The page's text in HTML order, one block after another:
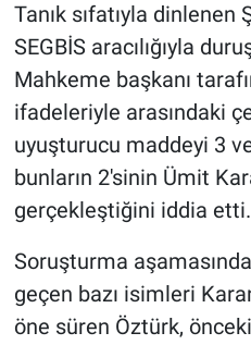
Tanık sıfatıyla
SEGBİS aracılığıyla
Mahkeme başkanı
ifadeleriyle arasındaki
uyuşturucu maddeyi 3
bunların 2'sinin Ümit
gerçekleştiğini iddia etti.
Soruşturma
geçen bazı isimleri Karan
öne süren Öztürk,